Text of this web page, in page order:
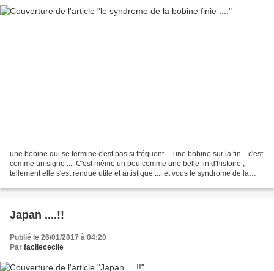
une bobine qui se termine c'est pas si fréquent ... une bobine sur la fin ...c'est
comme un signe .... C'est même un peu comme une belle fin d'histoire ,
tellement elle s'est rendue utile et artistique .... et vous le syndrome de la
Japan ....!!
Publié le 26/01/2017 à 04:20
Par facilececile